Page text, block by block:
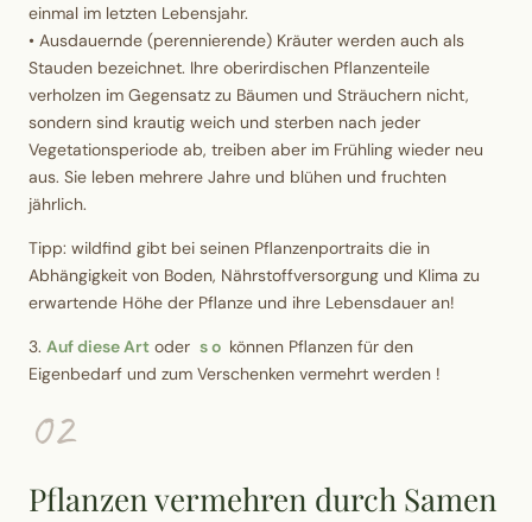
einmal im letzten Lebensjahr.
• Ausdauernde (perennierende) Kräuter werden auch als
Stauden bezeichnet. Ihre oberirdischen Pflanzenteile
verholzen im Gegensatz zu Bäumen und Sträuchern nicht,
sondern sind krautig weich und sterben nach jeder
Vegetationsperiode ab, treiben aber im Frühling wieder neu
aus. Sie leben mehrere Jahre und blühen und fruchten
jährlich.
Tipp: wildfind gibt bei seinen Pflanzenportraits die in
Abhängigkeit von Boden, Nährstoffversorgung und Klima zu
erwartende Höhe der Pflanze und ihre Lebensdauer an!
3. Auf diese Art oder s o können Pflanzen für den
Eigenbedarf und zum Verschenken vermehrt werden !
02
Pflanzen vermehren durch Samen